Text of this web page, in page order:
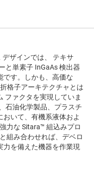
デザインでは、 テキサ
と単素子 InGaAs 検出器
です。しかも、高価な
格子アーキテクチャとは
ファクタを実現していま
石油化学製品、プラスチ
いて、有機系液体およ
力な Sitara™ 組込みプロ
組み合わせれば、デベロ
力を備えた機器を作業現